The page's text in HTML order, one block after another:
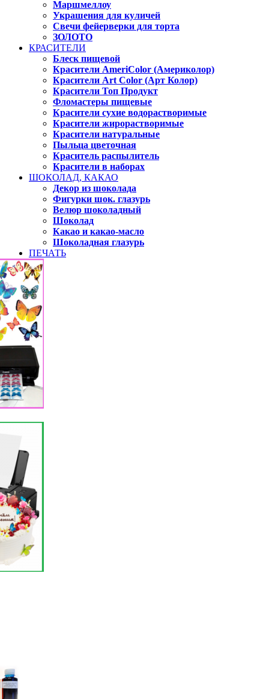
Маршмеллоу
Украшения для куличей
Свечи фейерверки для торта
ЗОЛОТО
КРАСИТЕЛИ
Блеск пищевой
Красители AmeriColor (Америколор)
Красители Art Color (Арт Колор)
Красители Топ Продукт
Фломастеры пищевые
Красители сухие водорастворимые
Красители жирорастворимые
Красители натуральные
Пыльца цветочная
Краситель распылитель
Красители в наборах
ШОКОЛАД, КАКАО
Декор из шоколада
Фигурки шок. глазурь
Велюр шоколадный
Шоколад
Какао и какао-масло
Шоколадная глазурь
ПЕЧАТЬ